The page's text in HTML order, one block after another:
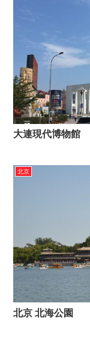
大連現代博物館
北京
北京 北海公園